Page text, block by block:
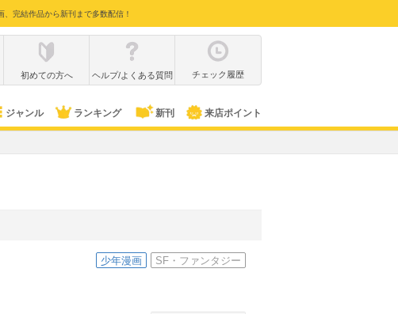
完結作品から新刊まで多数配信！
初めての方へ ヘルプ/よくある質問 チェック履歴
ジャンル ランキング 新刊 来店ポイント
少年漫画 SF・ファンタジー